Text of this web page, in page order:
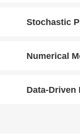
Stochastic
Numerical
Data-Driven